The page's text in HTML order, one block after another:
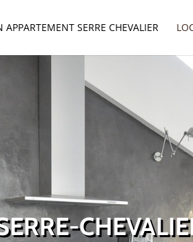
APPARTEMENT SERRE CHEVALIER